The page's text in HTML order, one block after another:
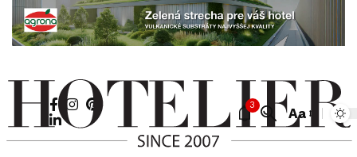
3
Aa